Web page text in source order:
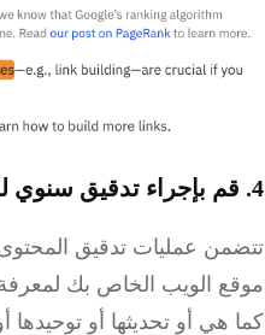
4. قم بإجراء تدقيق سنوي للمحتوى
تتضمن عمليات تدقيق
موقع الويب الخاص بك لمعرفة
كما هي أو تحديثها أو توحيدها